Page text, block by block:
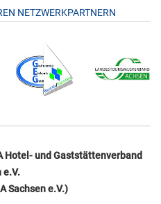
NETZWERKPARTNERN
Hotel- und Gaststättenverband
e.V.
Sachsen e.V.)